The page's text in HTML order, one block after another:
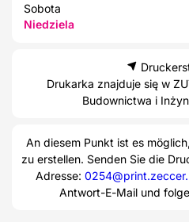
Sobota
Niedziela
Drukarka znajduje się w
Budownictwa i
An diesem Punkt ist es
zu erstellen. Senden Sie die
Adresse:
Antwort-E-Mail und